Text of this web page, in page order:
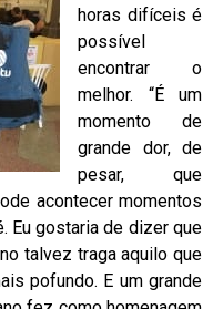
horas difíceis é
possível
encontrar o
melhor. “É um
momento de
grande dor, de
pesar, que
acontecer momentos
Eu gostaria de dizer que
talvez traga aquilo que
pofundo. E um grande